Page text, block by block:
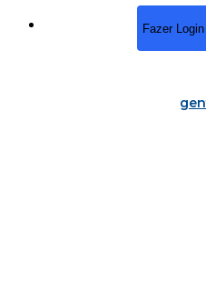
Fazer Login